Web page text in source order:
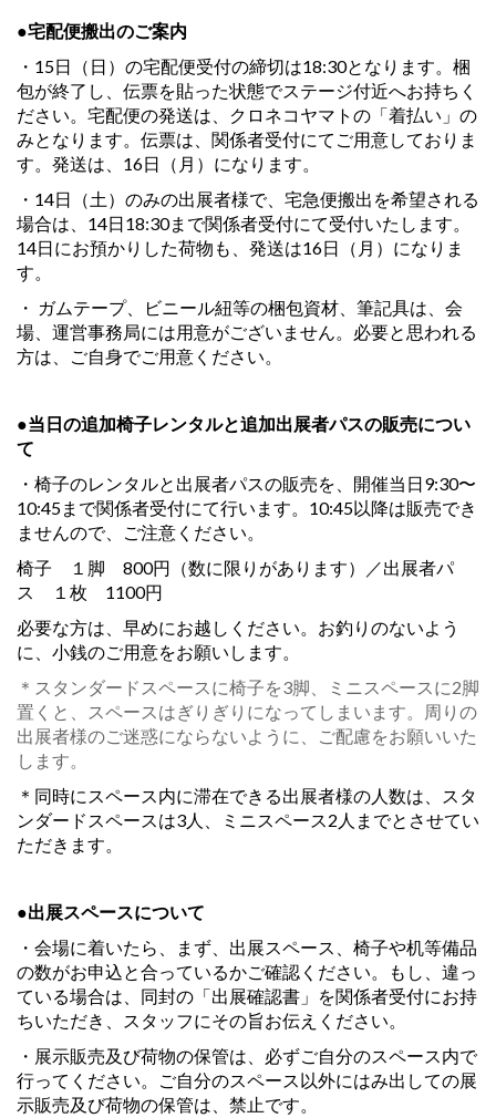
●宅配便搬出のご案内
・15日（日）の宅配便受付の締切は18:30となります。梱
包が終了し、伝票を貼った状態でステージ付近へお持ちく
ださい。宅配便の発送は、クロネコヤマトの「着払い」の
みとなります。伝票は、関係者受付にてご用意しておりま
す。発送は、16日（月）になります。
・14日（土）のみの出展者様で、宅急便搬出を希望される
場合は、14日18:30まで関係者受付にて受付いたします。
14日にお預かりした荷物も、発送は16日（月）になりま
す。
・ ガムテープ、ビニール紐等の梱包資材、筆記具は、会
場、運営事務局には用意がございません。必要と思われる
方は、ご自身でご用意ください。
●当日の追加椅子レンタルと追加出展者パスの販売につい
て
・椅子のレンタルと出展者パスの販売を、開催当日9:30〜
10:45まで関係者受付にて行います。10:45以降は販売でき
ませんので、ご注意ください。
椅子 １脚 800円（数に限りがあります）／出展者パ
ス １枚 1100円
必要な方は、早めにお越しください。お釣りのないよう
に、小銭のご用意をお願いします。
＊スタンダードスペースに椅子を3脚、ミニスペースに2脚
置くと、スペースはぎりぎりになってしまいます。周りの
出展者様のご迷惑にならないように、ご配慮をお願いいた
します。
＊同時にスペース内に滞在できる出展者様の人数は、スタ
ンダードスペースは3人、ミニスペース2人までとさせてい
ただきます。
●出展スペースについて
・会場に着いたら、まず、出展スペース、椅子や机等備品
の数がお申込と合っているかご確認ください。もし、違っ
ている場合は、同封の「出展確認書」を関係者受付にお持
ちいただき、スタッフにその旨お伝えください。
・展示販売及び荷物の保管は、必ずご自分のスペース内で
行ってください。ご自分のスペース以外にはみ出しての展
示販売及び荷物の保管は、禁止です。